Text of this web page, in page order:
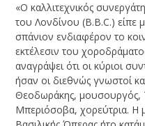
«Ο καλλιτεχνικός
του Λονδίνου (B.B.C.) είπε
σπάνιον ενδιαφέρον το
εκτέλεσιν του
αναγράψει ότι οι κύριοι
ήσαν οι διεθνώς γνωστοί
Θεοδωράκης, μουσουργός,
Μπεριόσοβα, χορεύτρια. Η